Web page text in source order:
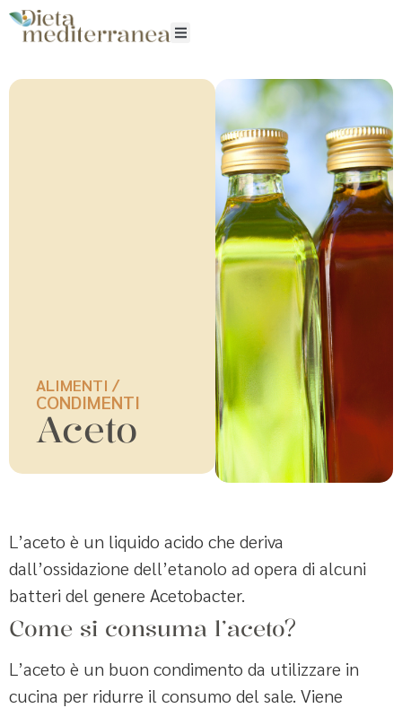
ALIMENTI /
CONDIMENTI
Aceto
L’aceto è un liquido acido che deriva
dall’ossidazione dell’etanolo ad opera di alcuni
batteri del genere Acetobacter.
Come si consuma l’aceto?
L’aceto è un buon condimento da utilizzare in
cucina per ridurre il consumo del sale. Viene